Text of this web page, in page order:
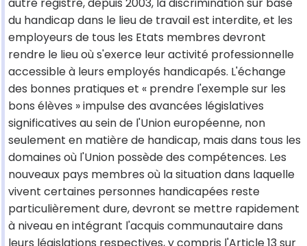
du handicap dans le lieu de travail est interdite, et les
employeurs de tous les Etats membres devront
rendre le lieu où s'exerce leur activité professionnelle
accessible à leurs employés handicapés. L'échange
des bonnes pratiques et « prendre l'exemple sur les
bons élèves » impulse des avancées législatives
significatives au sein de l'Union européenne, non
seulement en matière de handicap, mais dans tous les
domaines où l'Union possède des compétences. Les
nouveaux pays membres où la situation dans laquelle
vivent certaines personnes handicapées reste
particulièrement dure, devront se mettre rapidement
à niveau en intégrant l'acquis communautaire dans